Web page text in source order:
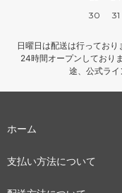
30
31
日曜日は配送は行っており
24時間オープンしており
途、公式ライ
ホーム
支払い方法について